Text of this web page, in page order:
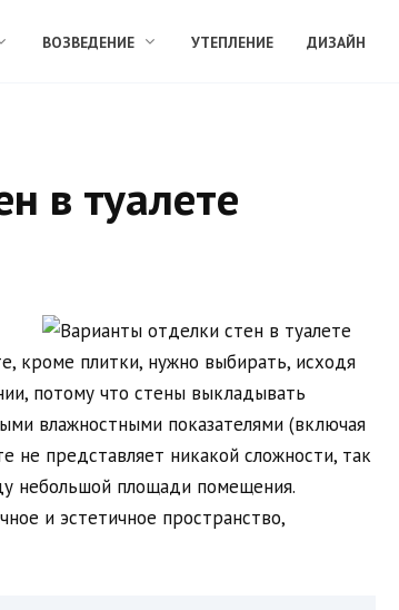
ВОЗВЕДЕНИЕ УТЕПЛЕНИЕ ДИЗАЙН
в туалете
кроме плитки, нужно выбирать, исходя
потому что стены выкладывать
влажностными показателями (включая
не представляет никакой сложности, так
небольшой площади помещения.
и эстетичное пространство,